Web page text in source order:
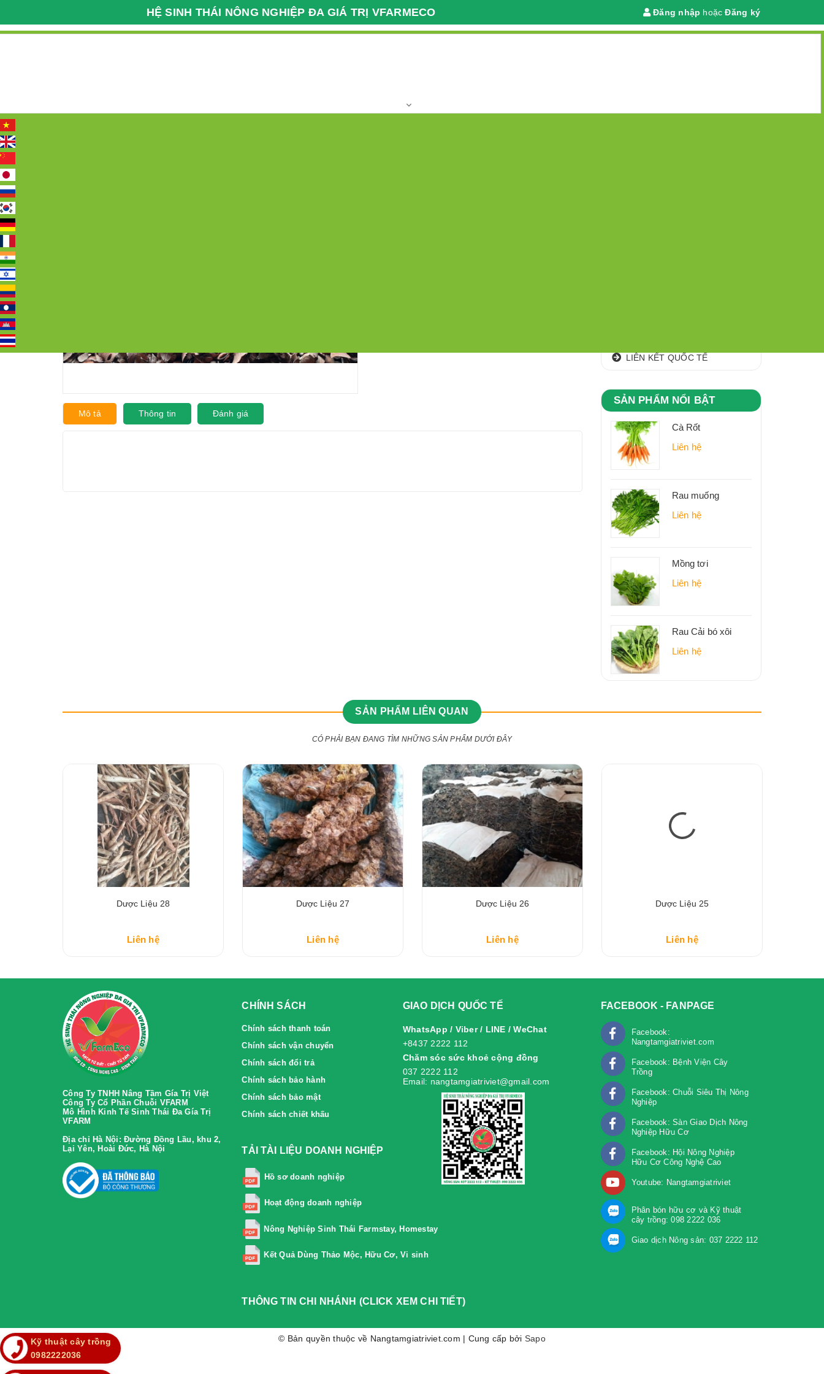
HỆ SINH THÁI NÔNG NGHIỆP ĐA GIÁ TRỊ VFARMECO Đăng nhập hoặc Đăng ký
Trang chủ Giới thiệu Tin tức Các khu,vùng nguyên liệu Clip Địa chỉ Liên kết quốc tế
Mô tả Thông tin Đánh giá
LIÊN KẾT QUỐC TẾ
SẢN PHẨM NỔI BẬT
Cà Rốt
Liên hệ
Rau muống
Liên hệ
Mồng tơi
Liên hệ
Rau Cải bó xôi
Liên hệ
SẢN PHẨM LIÊN QUAN
CÓ PHẢI BẠN ĐANG TÌM NHỮNG SẢN PHẨM DƯỚI ĐÂY
Dược Liệu 28
Liên hệ
Dược Liệu 27
Liên hệ
Dược Liệu 26
Liên hệ
Dược Liệu 25
Liên hệ
Công Ty TNHH Nâng Tầm Gía Trị Việt
Công Ty Cổ Phần Chuỗi VFARM
Mô Hình Kinh Tế Sinh Thái Đa Gía Trị
VFARM
Địa chỉ Hà Nội: Đường Đồng Lầu, khu 2,
Lại Yên, Hoài Đức, Hà Nội
CHÍNH SÁCH
Chính sách thanh toán
Chính sách vận chuyển
Chính sách đổi trả
Chính sách bảo hành
Chính sách bảo mật
Chính sách chiết khấu
TẢI TÀI LIỆU DOANH NGHIỆP
Hồ sơ doanh nghiệp
Hoạt động doanh nghiệp
Nông Nghiệp Sinh Thái Farmstay, Homestay
Kết Quả Dùng Thảo Mộc, Hữu Cơ, Vi sinh
GIAO DỊCH QUỐC TẾ
WhatsApp / Viber / LINE / WeChat
+8437 2222 112
Chăm sóc sức khoẻ cộng đồng
037 2222 112
Email: nangtamgiatriviet@gmail.com
THÔNG TIN CHI NHÁNH (CLICK XEM CHI TIẾT)
FACEBOOK - FANPAGE
Facebook:
Nangtamgiatriviet.com
Facebook: Bệnh Viện Cây
Trồng
Facebook: Chuỗi Siêu Thị Nông
Nghiệp
Facebook: Sàn Giao Dịch Nông
Nghiệp Hữu Cơ
Facebook: Hội Nông Nghiệp
Hữu Cơ Công Nghệ Cao
Youtube: Nangtamgiatriviet
Phân bón hữu cơ và Kỹ thuật
cây trồng: 098 2222 036
Giao dịch Nông sản: 037 2222 112
© Bản quyền thuộc về Nangtamgiatriviet.com | Cung cấp bởi Sapo
Kỹ thuật cây trồng
0982222036